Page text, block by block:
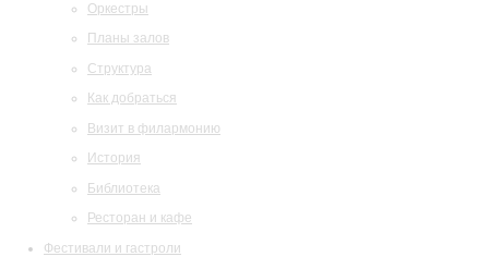
Оркестры
Планы залов
Структура
Как добраться
Визит в филармонию
История
Библиотека
Ресторан и кафе
Фестивали и гастроли